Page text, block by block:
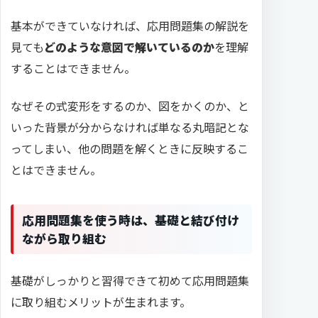
基本ができていなければ、応用問題集の解説を
見てもどのような意図で解いているのかを理解
することはできません。
なぜその式変形をするのか、図をかくのか、と
いった背景が分からなければ単なる丸暗記とな
ってしまい、他の問題を解くときに反映するこ
とはできません。
応用問題集を使う時は、基礎と結び付け
ながら取り組む
基礎がしっかりと習得できて初めて応用問題集
に取り組むメリットが生まれます。